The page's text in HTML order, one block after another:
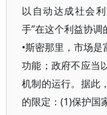
以自动达成社会
手”在这个利益协
•斯密那里，市场
功能；政府不应当
机制的运行。据此
的限定：(1)保护国